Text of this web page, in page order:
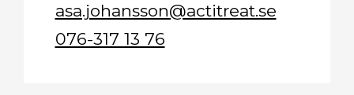
asa.johansson@actitreat.se
076-317 13 76